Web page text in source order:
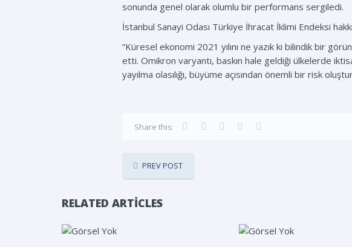
sonunda genel olarak olumlu bir performans sergiledi.
İstanbul Sanayi Odası Türkiye İhracat İklimi Endeksi
“Küresel ekonomi 2021 yılını ne yazık ki bilindik bir
etti. Omikron varyantı, baskın hale geldiği ülkelerde
yayılma olasılığı, büyüme açısından önemli bir risk
Share this:
PREV POST
RELATED ARTICLES